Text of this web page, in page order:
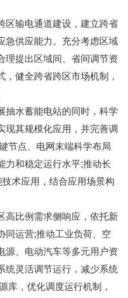
区输电通道建设，建立跨省
急供应能力。充分考虑区域
理提出区域间、省间调节资
健全跨省跨区市场机制，
抽水蓄能电站的同时，科学
现其规模化应用，并完善调
节点、电网末端科学布局
力和稳定运行水平;推动长
术应用，结合应用场景构
高比例需求侧响应，依托新
同运营;推动工业负荷、空
源、电动汽车等多元用户资
统灵活调节运行，减少系统
库，优化调度运行机制，